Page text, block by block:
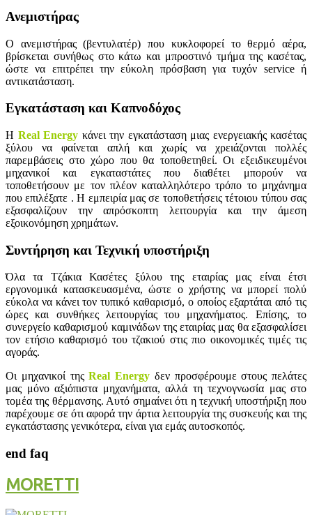
Ανεμιστήρας
Ο ανεμιστήρας (βεντυλατέρ) που κυκλοφορεί το θερμό αέρα,
βρίσκεται συνήθως στο κάτω και μπροστινό τμήμα της κασέτας,
ώστε να επιτρέπει την εύκολη πρόσβαση για τυχόν service ή
αντικατάσταση.
Εγκατάσταση και Καπνοδόχος
Η Real Energy κάνει την εγκατάσταση μιας ενεργειακής κασέτας
ξύλου να φαίνεται απλή και χωρίς να χρειάζονται πολλές
παρεμβάσεις στο χώρο που θα τοποθετηθεί. Οι εξειδικευμένοι
μηχανικοί και εγκαταστάτες που διαθέτει μπορούν να
τοποθετήσουν με τον πλέον καταλληλότερο τρόπο το μηχάνημα
που επιλέξατε . Η εμπειρία μας σε τοποθετήσεις τέτοιου τύπου σας
εξασφαλίζουν την απρόσκοπτη λειτουργία και την άμεση
εξοικονόμηση χρημάτων.
Συντήρηση και Τεχνική υποστήριξη
Όλα τα Τζάκια Κασέτες ξύλου της εταιρίας μας είναι έτσι
εργονομικά κατασκευασμένα, ώστε ο χρήστης να μπορεί πολύ
εύκολα να κάνει τον τυπικό καθαρισμό, ο οποίος εξαρτάται από τις
ώρες και συνθήκες λειτουργίας του μηχανήματος. Επίσης, το
συνεργείο καθαρισμού καμινάδων της εταιρίας μας θα εξασφαλίσει
τον ετήσιο καθαρισμό του τζακιού στις πιο οικονομικές τιμές τις
αγοράς.
Οι μηχανικοί τηςReal Energy δεν προσφέρουμε στους πελάτες
μας μόνο αξιόπιστα μηχανήματα, αλλά τη τεχνογνωσία μας στο
τομέα της θέρμανσης. Αυτό σημαίνει ότι η τεχνική υποστήριξη που
παρέχουμε σε ότι αφορά την άρτια λειτουργία της συσκευής και της
εγκατάστασης γενικότερα, είναι για εμάς αυτοσκοπός.
end faq
MORETTI